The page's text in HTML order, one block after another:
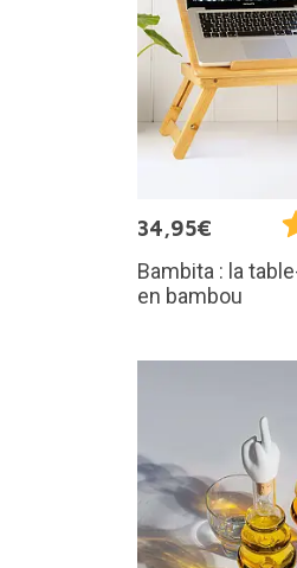
34,95€
Bambita : la
en bambou